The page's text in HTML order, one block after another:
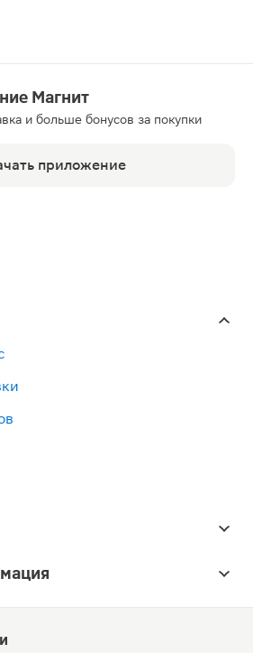
Магнит
и больше бонусов за покупки
приложение